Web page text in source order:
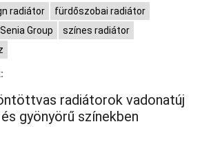
radiátor
fürdőszobai radiátor
Senia Group
színes radiátor
radiátorok vadonatúj
gyönyörű színekben